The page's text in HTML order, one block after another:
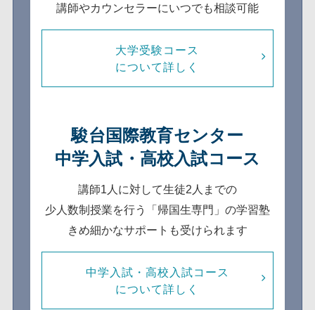
講師やカウンセラーにいつでも相談可能
大学受験コース
について詳しく
駿台国際教育センター
中学入試・高校入試コース
講師1人に対して生徒2人までの
少人数制授業を行う「帰国生専門」の学習塾
きめ細かなサポートも受けられます
中学入試・高校入試コース
について詳しく